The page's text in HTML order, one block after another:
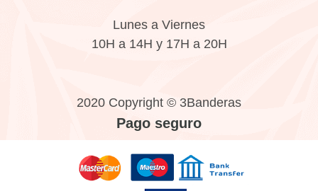
Lunes a Viernes
10H a 14H y 17H a 20H
2020 Copyright © 3Banderas
Pago seguro